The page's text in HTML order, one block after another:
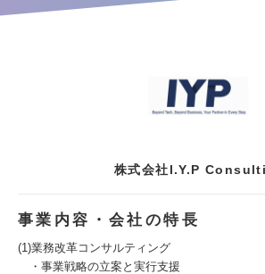
株式会社I.Y.P
事業内容・会社の特長
(1)業務改革コンサルティング
・事業戦略の立案と実行支援